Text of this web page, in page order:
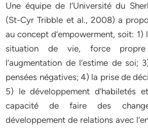
Une équipe de l’Université du
(St-Cyr Tribble et al., 2008) a
au concept d’empowerment, soit: 1)
situation de vie, force
l’augmentation de l’estime de soi;
pensées négatives; 4) la prise de
5) le développement d’habiletés
capacité de faire des
développement de relations avec